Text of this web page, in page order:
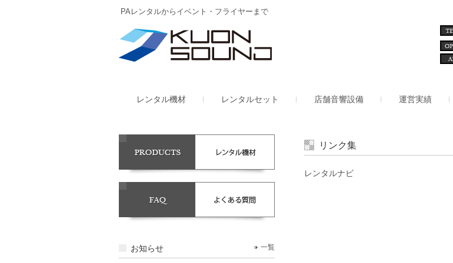
PAレンタルからイベント・フライヤーまで
レンタル機材 レンタルセット 店舗音響設備 運営実績
リンク集
レンタルナビ
お知らせ 一覧